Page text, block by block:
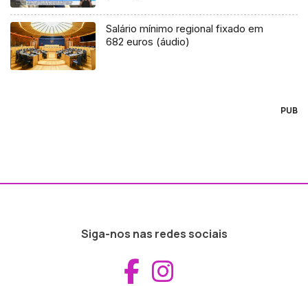
Salário mínimo regional fixado em
682 euros (áudio)
PUB
Siga-nos nas redes sociais
Aceder ao